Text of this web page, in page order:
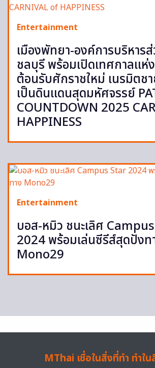
Entertainment
เมืองพัทยา-องค์การบริหาร
ชลบุรี พร้อมเปิดเทศกาลแห่
ต้อนรับศักราชใหม่ เนรมิตช
เป็นดินแดนสุดมหัศจรรย์
COUNTDOWN 2025
HAPPINESS
Entertainment
บอส-หมิว ชนะเลิศ
2024 พร้อมเล่นซีรีส์สุดปังท
Mono29
MThai เชื่อในสิ่งที่ทำ ทำใน